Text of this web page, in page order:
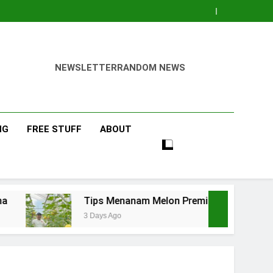
NEWSLETTERRANDOM NEWS
FREE STUFF ABOUT
Tips Menanam Melon Premium di Polibag Skala Rumahan
3 Days Ago